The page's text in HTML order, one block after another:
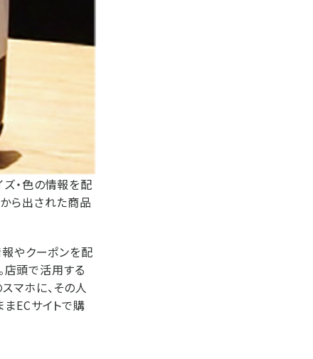
・色の情報を配
ら出された商品
やクーポンを配
店頭で活用する
マホに、その人
ECサイトで購